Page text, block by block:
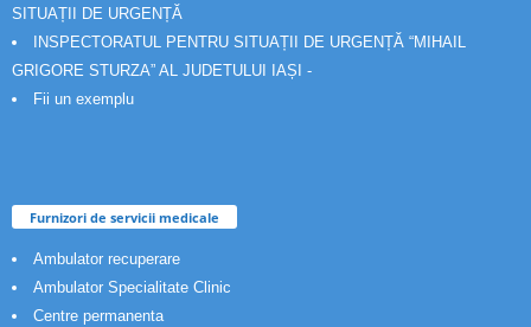
SITUAȚII DE URGENȚĂ
INSPECTORATUL PENTRU SITUAȚII DE URGENȚĂ “MIHAIL
GRIGORE STURZA” AL JUDETULUI IAȘI -
Fii un exemplu
Furnizori de servicii medicale
Ambulator recuperare
Ambulator Specialitate Clinic
Centre permanenta